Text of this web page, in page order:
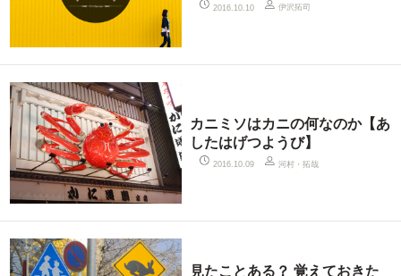
2016.10.10 伊沢拓司
カニミソはカニの何なのか【あ
したはげつようび】
2016.10.09 河村・拓哉
見たことある？ 覚えておきた